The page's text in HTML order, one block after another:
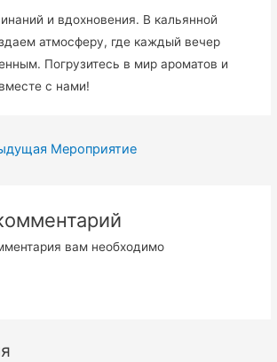
и вдохновения. В кальянной
атмосферу, где каждый вечер
Погрузитесь в мир ароматов и
с нами!
Мероприятие
вам необходимо